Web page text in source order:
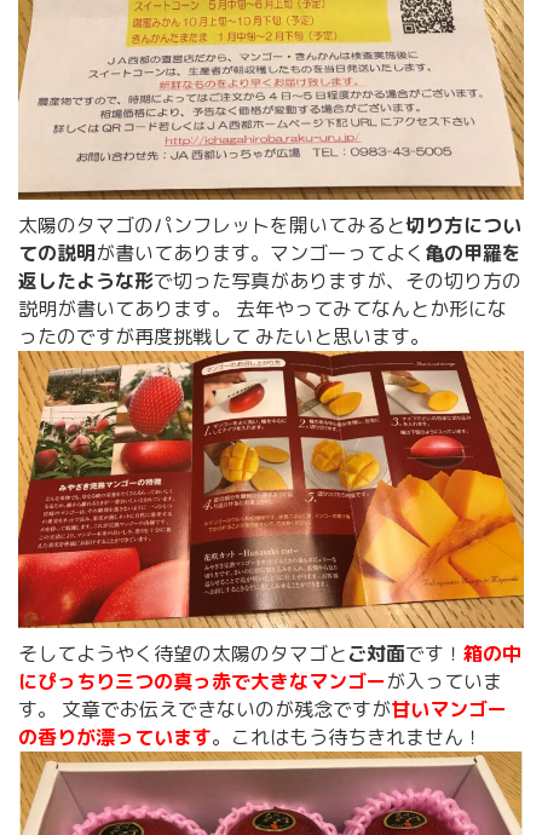
太陽のタマゴのパンフレットを開いてみると切り方につい
ての説明が書いてあります。マンゴーってよく 亀の甲羅を
返したような形で切った写真がありますが、その切り方の
説明が書いてあります。 去年やってみてなんとか形にな
ったのですが再度挑戦して みたいと思います。
そしてようやく待望の太陽のタマゴとご対面です！ 箱の中
にぴっちり三つの真っ赤で大きなマンゴーが入っていま
す。 文章でお伝えできないのが残念ですが甘いマンゴー
の香りが漂っています。これはもう待ちきれません！